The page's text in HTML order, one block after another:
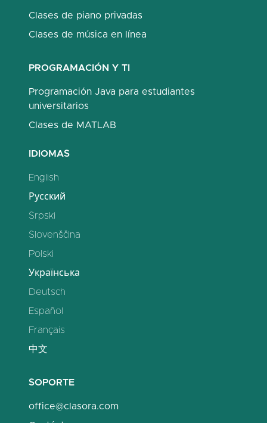
Clases de piano privadas
Clases de música en línea
PROGRAMACIÓN Y TI
Programación Java para estudiantes
universitarios
Clases de MATLAB
IDIOMAS
English
Русский
Srpski
Slovenščina
Polski
Українська
Deutsch
Español
Français
中文
SOPORTE
office@clasora.com